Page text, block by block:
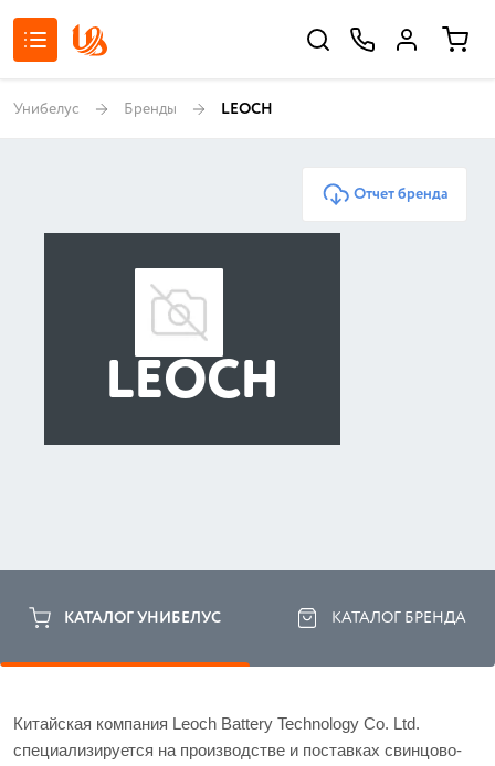
Унибелус Бренды LEOCH
Отчет бренда
LEOCH
КАТАЛОГ УНИБЕЛУС КАТАЛОГ БРЕНДА
Китайская компания Leoch Battery Technology Co. Ltd.
специализируется на производстве и поставках свинцово-